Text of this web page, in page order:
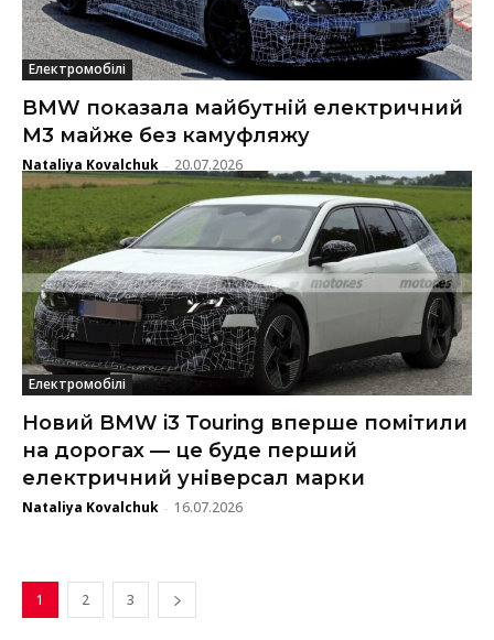
Електромобілі
BMW показала майбутній електричний
M3 майже без камуфляжу
Nataliya Kovalchuk - 20.07.2026
Електромобілі
Новий BMW i3 Touring вперше помітили
на дорогах — це буде перший
електричний універсал марки
Nataliya Kovalchuk - 16.07.2026
1 2 3